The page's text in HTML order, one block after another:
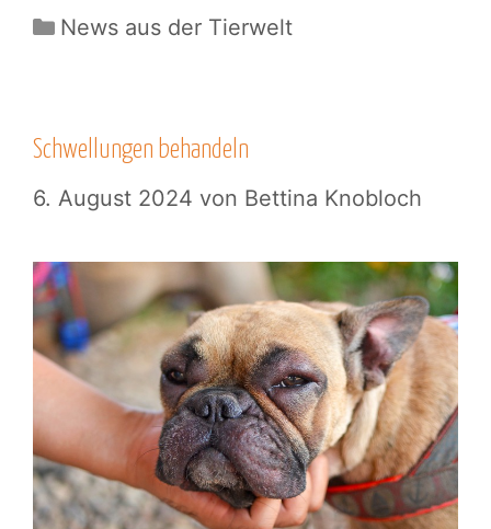
Kategorien
News aus der Tierwelt
Schwellungen behandeln
6. August 2024 von Bettina Knobloch